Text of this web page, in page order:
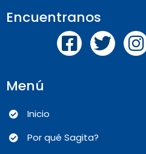
Encuentranos
Menú
Inicio
Por qué Sagita?